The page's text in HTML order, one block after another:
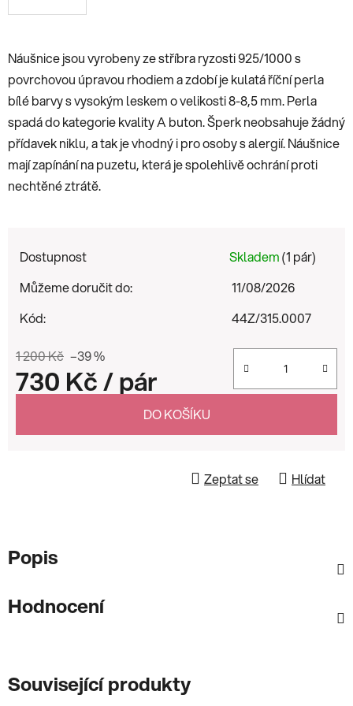
Náušnice jsou vyrobeny ze stříbra ryzosti 925/1000 s
povrchovou úpravou rhodiem a zdobí je kulatá říční perla
bílé barvy s vysokým leskem o velikosti 8-8,5 mm. Perla
spadá do kategorie kvality A buton. Šperk neobsahuje žádný
přídavek niklu, a tak je vhodný i pro osoby s alergií. Náušnice
mají zapínání na puzetu, která je spolehlivě ochrání proti
nechtěné ztrátě.
Dostupnost Skladem(1 pár)
Můžeme doručit do:
11/08/2026
Kód:
44Z/315.0007
1 200 Kč –39 %
730 Kč/ pár
DO KOŠÍKU
Zeptat se Hlídat
Popis
Hodnocení
Související produkty